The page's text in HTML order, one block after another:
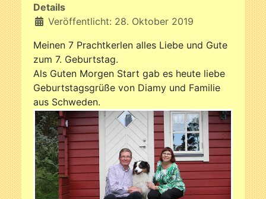
Details
Veröffentlicht: 28. Oktober 2019
Meinen 7 Prachtkerlen alles Liebe und Gute
zum 7. Geburtstag.
Als Guten Morgen Start gab es heute liebe
Geburtstagsgrüße von Diamy und Familie
aus Schweden.